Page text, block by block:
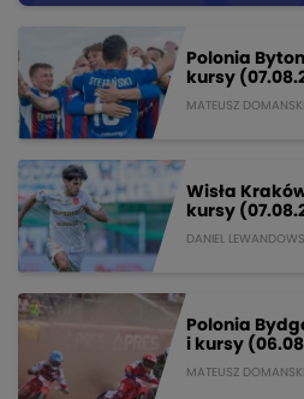
Polonia
kursy
MATEUSZ DOMANSKI
Wisła
kursy
DANIEL
Polonia
i kursy
MATEUSZ DOMANSKI